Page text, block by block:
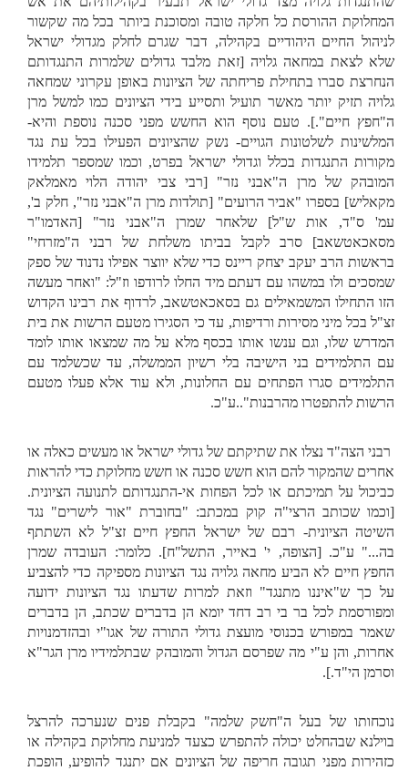
המחלוקת ההורסת כל חלקה טובה ומסוכנת ביותר בכל מה שקשור
לניהול החיים היהודיים בקהילה, דבר שגרם לחלק מגדולי ישראל
שלא לצאת במחאה גלויה [זאת מלבד גדולים שלמרות התנגדותם
הנחרצת סברו בתחילת פריחתה של הציונות באופן עקרוני שמחאה
גלויה תזיק יותר מאשר תועיל ותסייע בידי הציונים כמו למשל מרן
ה"חפץ חיים".]. טעם נוסף הוא החשש מפני סכנה נוספת והיא-
המלשינות לשלטונות הגויים- נשק שהציונים הפעילו בכל עת נגד
מקורות התנגדות בכלל וגדולי ישראל בפרט, וכמו שמספר תלמידו
המובהק של מרן ה"אבני נזר" [רבי צבי יהודה הלוי מאמלאק
מקאליש] בספרו "אביר הרועים" [תולדות מרן ה"אבני נזר", חלק ב',
עמ' ס"ד, אות ש"ל] שלאחר שמרן ה"אבני נזר" [האדמו"ר
מסאכאטשאב] סרב לקבל בביתו משלחת של רבני ה"מזרחי"
בראשות הרב יעקב יצחק ריינס כדי שלא יווצר אפילו נדנוד של ספק
שמסכים ולו במשהו עם דעתם מיד החלו לרודפו וז"ל: "ואחר מעשה
הזו התחילו המשמאילים גם בסאכאטשאב, לרדוף את רבינו הקדוש
זצ"ל בכל מיני מסירות ורדיפות, עד כי הסגירו מטעם הרשות את בית
המדרש שלו, וגם ענשו אותו בכסף מלא על מה שמצאו אותו לומד
עם התלמידים בני הישיבה בלי רשיון הממשלה, עד שכשלמד עם
התלמידים סגרו הפתחים עם החלונות, ולא עוד אלא פעלו מטעם
הרשות להתפטרו מהרבנות"..ע"כ.
רבני הצה"ד נצלו את שתיקתם של גדולי ישראל או מעשים כאלה או
אחרים שהמקור להם הוא חשש סכנה או חשש מחלוקת כדי להראות
כביכול על תמיכתם או לכל הפחות אי-התנגדותם לתנועה הציונית.
[וכמו שכותב הרצי"ה קוק במכתב: "בחוברת "אור לישרים" נגד
השיטה הציונית- רבם של ישראל החפץ חיים זצ"ל לא השתתף
בה..." ע"כ. [הצופה, י' באייר, התשל"ח]. כלומר: העובדה שמרן
החפץ חיים לא הביע מחאה גלויה נגד הציונות מספיקה כדי להצביע
על כך ש"איננו מתנגד" וזאת למרות שדעתו נגד הציונות ידועה
ומפורסמת לכל בר בי רב דחד יומא הן בדברים שכתב, הן בדברים
שאמר במפורש בכנוסי מועצת גדולי התורה של אגו"י ובהזדמנויות
אחרות, והן ע"י מה שפרסם הגדול והמובהק שבתלמידיו מרן הגר"א
וסרמן הי"ד.].
נוכחותו של בעל ה"חשק שלמה" בקבלת פנים שנערכה להרצל
בוילנא שבהחלט יכולה להתפרש כצעד למניעת מחלוקת בקהילה או
כזהירות מפני תגובה חריפה של הציונים אם יתנגד להופיע, הופכת